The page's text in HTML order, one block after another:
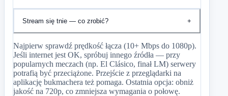
Stream się tnie — co zrobić? +
Najpierw sprawdź prędkość łącza (10+ Mbps do 1080p).
Jeśli internet jest OK, spróbuj innego źródła — przy
popularnych meczach (np. El Clásico, finał LM) serwery
potrafią być przeciążone. Przejście z przeglądarki na
aplikację bukmachera też pomaga. Ostatnia opcja: obniż
jakość na 720p, co zmniejsza wymagania o połowę.